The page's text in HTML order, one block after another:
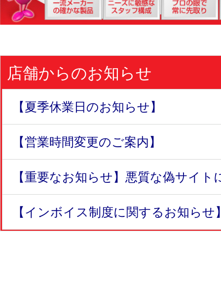
店舗からのお知らせ
【夏季休業日のお知らせ】
【営業時間変更のご案内】
【重要なお知らせ】悪質な偽サイト
【インボイス制度に関するお知らせ